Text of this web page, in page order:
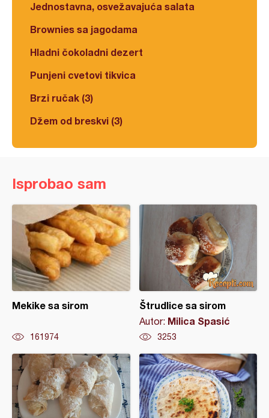
Jednostavna, osvežavajuća salata
Brownies sa jagodama
Hladni čokoladni dezert
Punjeni cvetovi tikvica
Brzi ručak (3)
Džem od breskvi (3)
Isprobao sam
Mekike sa sirom
161974
Štrudlice sa sirom
Autor: Milica Spasić
3253